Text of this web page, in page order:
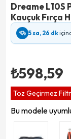
Dreame L10S
Kauçuk Fırça
5 sa, 26 dk
₺598,59
Toz Geçirmez
Bu modele